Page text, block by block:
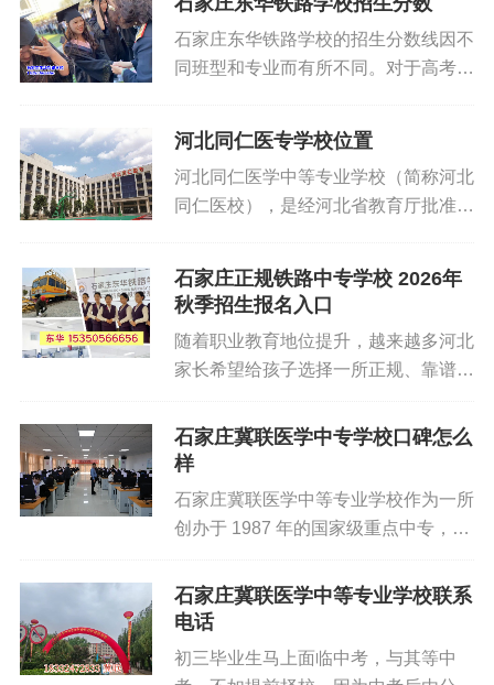
秋季助学优惠。学校官网：
www.jilianyixueyuan.com，招生咨
于老师，校址：河北省石家庄市新华区
和平西路 697 号。一、常规就读学
生：实习为毕业硬性要求按照河北省中
口在岗实习，实习学分纳入毕业审核，
无完整实习证明无法申领中专毕业证，
同时实习材料也是职业资格证报考...
石家庄东华铁路学校的招生分数线因不
同班型和专业而有所不同。‌对于高考
一填报志愿，‌学校从高分到低分录取。‌
普通中专班的分数要求会根据当年招生
计划及报考人数划定，‌没有具体的分数
3+2全日制大专班要求200分以上，‌普
通高考班350分以上，‌3年制中专班不
型剩余招生计划，‌调整录取分数线，‌择
优录取。‌石家庄东华铁路中等专业学校
部，‌现有在校学生8000多人。‌自1995
年创办以来，‌已发展成为以铁路专业为
主的...
河北同仁医专学校位置
河北同仁医学中等专业学校（简称河北
同仁医校），是经河北省教育厅批准，
真贯彻党的教育方针，坚持正确的办学
方向，遵循教育规律，注重教学质量，
主动适应社会需求，不断改革创新，走
出了一条依法办学，质量为本、特色鲜
格的医务人才，受到社会的广泛欢迎。
学校基础设施完善，师资力量雄厚，教
学设备齐全，管理队伍富有活力。在教
育教学上，重视质量，重视实践环节，
生个性发展的需要，引导学生愉快的生
活，健康成长，发展；在是习就业方
面，几十年的发展和建设，...
石家庄正规铁路中专学校 2026年
秋季招生报名入口
随着职业教育地位提升，越来越多河北
家长希望给孩子选择一所正规、靠谱、
华北铁路枢纽，铁路中专数量多、质量
参差不齐，选择时务必认准教育主管部
正规铁路中专具备三大特征：办学资质
齐全、实训场地标准、就业合作单位稳
招生已启动，报名可通过学校官网、官
方公众号或直接联系招生老师进行咨
询、预约面试、提交资料。提醒家长与
石家庄冀联医学中专学校口碑怎么
样
石家庄冀联医学中等专业学校作为一所
创办于 1987 年的国家级重点中专，在
在办学资质、教学实训、升学就业和校
园管理等方面获得较多认可，以下是具
业认可学校是经河北省教育厅批准、教
石家庄冀联医学中等专业学校联系
电话
初三毕业生马上面临中考，与其等中